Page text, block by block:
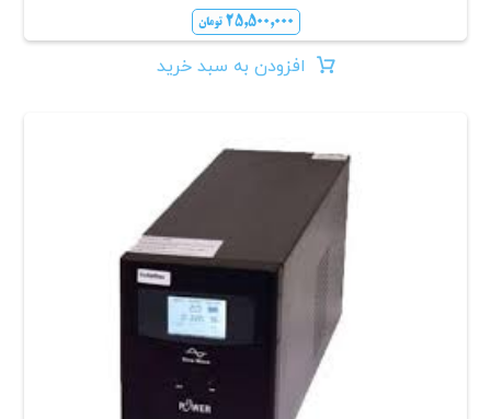
۲۵,۵۰۰,۰۰۰ تومان
افزودن به سبد خرید